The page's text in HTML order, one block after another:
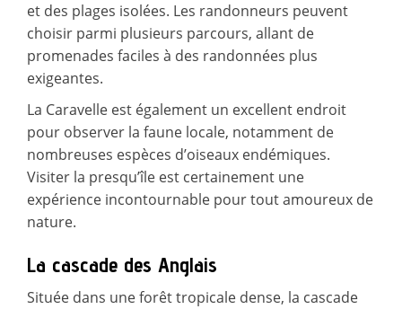
et des plages isolées. Les randonneurs peuvent
choisir parmi plusieurs parcours, allant de
promenades faciles à des randonnées plus
exigeantes.
La Caravelle est également un excellent endroit
pour observer la faune locale, notamment de
nombreuses espèces d’oiseaux endémiques.
Visiter la presqu’île est certainement une
expérience incontournable pour tout amoureux de
nature.
La cascade des Anglais
Située dans une forêt tropicale dense, la cascade